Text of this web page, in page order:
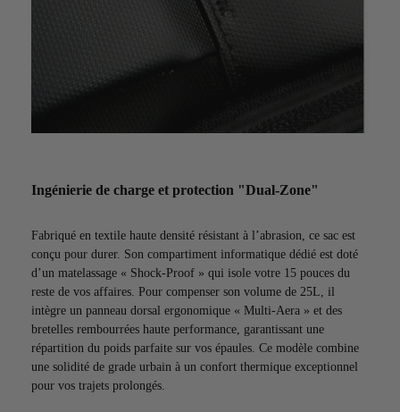
Ingénierie de charge et protection "Dual-Zone"
Fabriqué en textile haute densité résistant à l’abrasion, ce sac est
conçu pour durer. Son compartiment informatique dédié est doté
d’un matelassage « Shock-Proof » qui isole votre 15 pouces du
reste de vos affaires. Pour compenser son volume de 25L, il
intègre un panneau dorsal ergonomique « Multi-Aera » et des
bretelles rembourrées haute performance, garantissant une
répartition du poids parfaite sur vos épaules. Ce modèle combine
une solidité de grade urbain à un confort thermique exceptionnel
pour vos trajets prolongés.